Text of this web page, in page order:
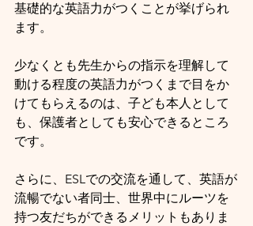
基礎的な英語力がつくことが挙げられ
ます。
少なくとも先生からの指示を理解して
動ける程度の英語力がつくまで目をか
けてもらえるのは、子ども本人として
も、保護者としても安心できるところ
です。
さらに、ESLでの交流を通して、英語が
流暢でない者同士、世界中にルーツを
持つ友だちができるメリットもありま